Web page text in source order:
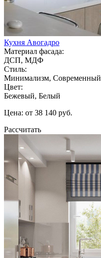
Кухня Авогадро
Материал фасада:
ДСП, МДФ
Стиль:
Минимализм, Современный
Цвет:
Бежевый, Белый
Цена: от 38 140 руб.
Рассчитать